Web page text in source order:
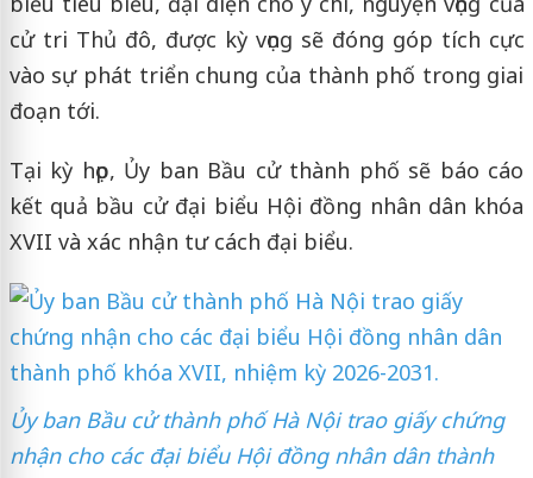
cử tri Thủ đô, được kỳ vọng sẽ đóng góp tích cực
vào sự phát triển chung của thành phố trong giai
đoạn tới.
Tại kỳ họp, Ủy ban Bầu cử thành phố sẽ báo cáo
kết quả bầu cử đại biểu Hội đồng nhân dân khóa
XVII và xác nhận tư cách đại biểu.
Ủy ban Bầu cử thành phố Hà Nội trao giấy chứng
nhận cho các đại biểu Hội đồng nhân dân thành